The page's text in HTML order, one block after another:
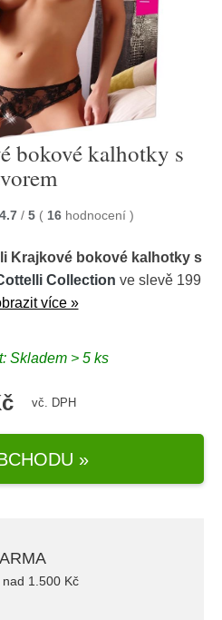
bokové kalhotky s
4.7 / 5 ( 16 hodnocení )
Krajkové bokové kalhotky s
Collection ve slevě 199
více »
Skladem > 5 ks
vč. DPH
»
1.500 Kč